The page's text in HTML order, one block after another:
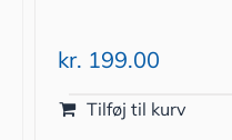
kr. 199.00
Tilføj til kurv